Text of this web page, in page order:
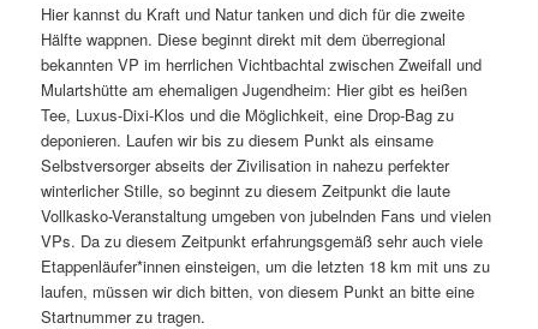
Hier kannst du Kraft und Natur tanken und dich für die zweite
Hälfte wappnen. Diese beginnt direkt mit dem überregional
bekannten VP im herrlichen Vichtbachtal zwischen Zweifall und
Mulartshütte am ehemaligen Jugendheim: Hier gibt es heißen
Tee, Luxus-Dixi-Klos und die Möglichkeit, eine Drop-Bag zu
deponieren. Laufen wir bis zu diesem Punkt als einsame
Selbstversorger abseits der Zivilisation in nahezu perfekter
winterlicher Stille, so beginnt zu diesem Zeitpunkt die laute
Vollkasko-Veranstaltung umgeben von jubelnden Fans und vielen
VPs. Da zu diesem Zeitpunkt erfahrungsgemäß sehr auch viele
Etappenläufer*innen einsteigen, um die letzten 18 km mit uns zu
laufen, müssen wir dich bitten, von diesem Punkt an bitte eine
Startnummer zu tragen.